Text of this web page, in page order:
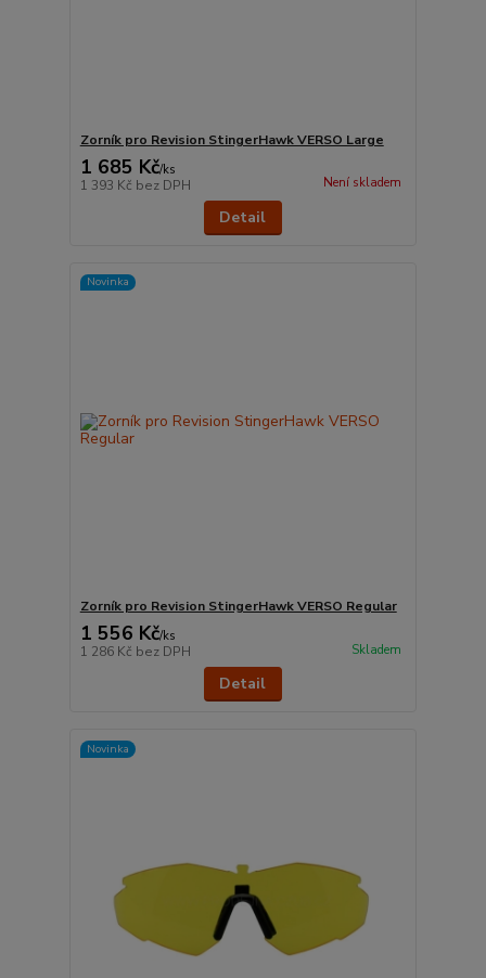
Zorník pro Revision StingerHawk VERSO Large
1 685 Kč/ks
1 393 Kč bez DPH Není skladem
Detail
Novinka
Zorník pro Revision StingerHawk VERSO Regular
1 556 Kč/ks
1 286 Kč bez DPH Skladem
Detail
Novinka